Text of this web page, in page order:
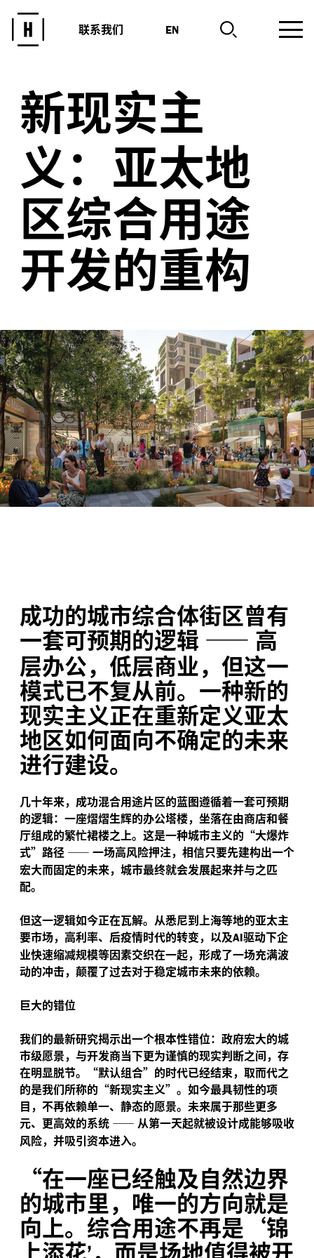
联系我们 EN
新现实主
义：亚太地
区综合用途
开发的重构
成功的城市综合体街区曾有
一套可预期的逻辑 —— 高
层办公，低层商业，但这一
模式已不复从前。一种新的
现实主义正在重新定义亚太
地区如何面向不确定的未来
进行建设。
几十年来，成功混合用途片区的蓝图遵循着一套可预期
的逻辑：一座熠熠生辉的办公塔楼，坐落在由商店和餐
厅组成的繁忙裙楼之上。这是一种城市主义的“大爆炸
式”路径 —— 一场高风险押注，相信只要先建构出一个
宏大而固定的未来，城市最终就会发展起来并与之匹
配。
但这一逻辑如今正在瓦解。从悉尼到上海等地的亚太主
要市场，高利率、后疫情时代的转变，以及AI驱动下企
业快速缩减规模等因素交织在一起，形成了一场充满波
动的冲击，颠覆了过去对于稳定城市未来的依赖。
巨大的错位
我们的最新研究揭示出一个根本性错位：政府宏大的城
市级愿景，与开发商当下更为谨慎的现实判断之间，存
在明显脱节。“默认组合”的时代已经结束，取而代之
的是我们所称的“新现实主义”。如今最具韧性的项
目，不再依赖单一、静态的愿景。未来属于那些更多
元、更高效的系统 —— 从第一天起就被设计成能够吸收
风险，并吸引资本进入。
“在一座已经触及自然边界
的城市里，唯一的方向就是
向上。综合用途不再是‘锦
上添花’，而是场地值得被开